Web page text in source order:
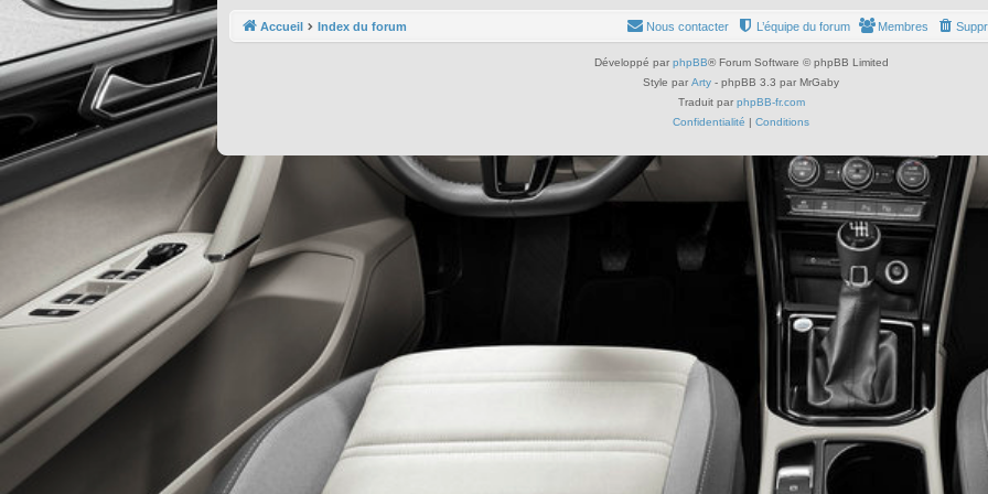
Accueil Index du forum Membres
L’équipe du forum
Nous contacter
Développé par phpBB® Forum Software © phpBB Limited
Style par Arty - phpBB 3.3 par MrGaby
Traduit par phpBB-fr.com
Confidentialité | Conditions